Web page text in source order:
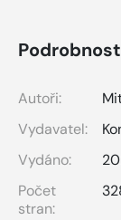
Autoři:
Vydavatel:
Vydáno:
Počet
stran: